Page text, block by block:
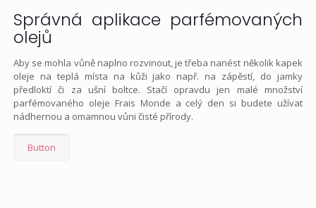
Správná aplikace parfémovaných
olejů
Aby se mohla vůně naplno rozvinout, je třeba nanést několik kapek
oleje na teplá místa na kůži jako např. na zápěstí, do jamky
předloktí či za ušní boltce. Stačí opravdu jen malé množství
parfémovaného oleje Frais Monde a celý den si budete užívat
nádhernou a omamnou vůni čisté přírody.
Button